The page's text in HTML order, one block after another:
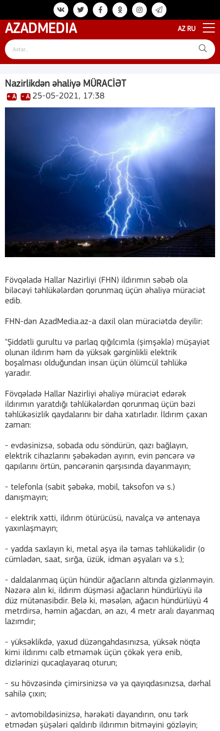
AZADMEDIA AZ RU
Nazirlikdən əhaliyə MÜRACİƏT
+ A - A 25-05-2021, 17:38
Fövqəladə Hallar Nazirliyi (FHN) ildırımın səbəb ola
biləcəyi təhlükələrdən qorunmaq üçün əhaliyə müraciət
edib.
FHN-dən AzadMedia.az-a daxil olan müraciətdə deyilir:
"Şiddətli gurultu və parlaq qığılcımla (şimşəklə) müşayiət
olunan ildırım həm də yüksək gərginlikli elektrik
boşalması olduğundan insan üçün ölümcül təhlükə
yaradır.
Fövqəladə Hallar Nazirliyi əhaliyə müraciət edərək
ildırımın yaratdığı təhlükələrdən qorunmaq üçün bəzi
təhlükəsizlik qaydalarını bir daha xatırladır. İldırım çaxan
zaman:
- evdəsinizsə, sobada odu söndürün, qazı bağlayın,
elektrik cihazlarını şəbəkədən ayırın, evin pəncərə və
qapılarını örtün, pəncərənin qarşısında dayanmayın;
- telefonla (sabit şəbəkə, mobil, taksofon və s.)
danışmayın;
- elektrik xətti, ildırım ötürücüsü, navalça və antenaya
yaxınlaşmayın;
- yadda saxlayın ki, metal əşya ilə təmas təhlükəlidir (o
cümlədən, saat, sırğa, üzük, idman əşyaları və s.);
- daldalanmaq üçün hündür ağacların altında gizlənməyin.
Nəzərə alın ki, ildırım düşməsi ağacların hündürlüyü ilə
düz mütənasibdir. Belə ki, məsələn, ağacın hündürlüyü 4
metrdirsə, həmin ağacdan, ən azı, 4 metr aralı dayanmaq
lazımdır;
- yüksəklikdə, yaxud düzəngahdasınızsa, yüksək nöqtə
kimi ildırımı cəlb etməmək üçün çökək yerə enib,
dizlərinizi qucaqlayaraq oturun;
- su hövzəsində çimirsinizsə və ya qayıqdasınızsa, dərhal
sahilə çıxın;
- avtomobildəsinizsə, hərəkəti dayandırın, onu tərk
etmədən şüşələri qaldırıb ildırımın bitməyini gözləyin;